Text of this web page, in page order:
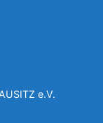
e.V.